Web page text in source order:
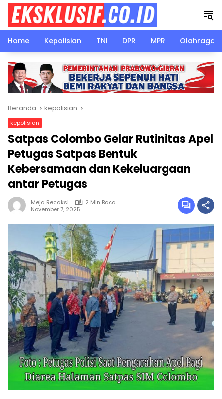
Langsung
konten
Home
Kepolisian TNI DPR MPR Olahraga
Beranda kepolisian
kepolisian
Satpas Colombo Gelar Rutinitas Apel
Petugas Satpas Bentuk
Kebersamaan dan Kekeluargaan
antar Petugas
Meja Redaksi
2 Min Baca
November 7, 2025